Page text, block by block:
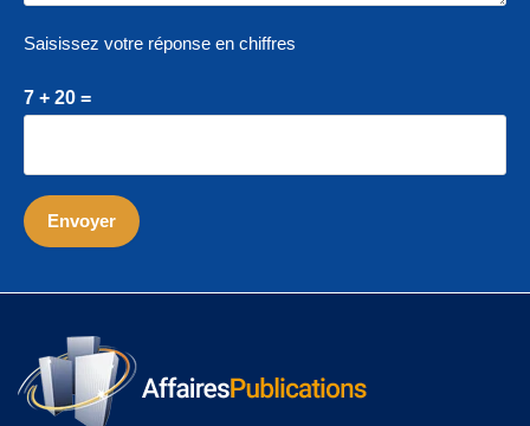
Saisissez votre réponse en chiffres
7 + 20 =